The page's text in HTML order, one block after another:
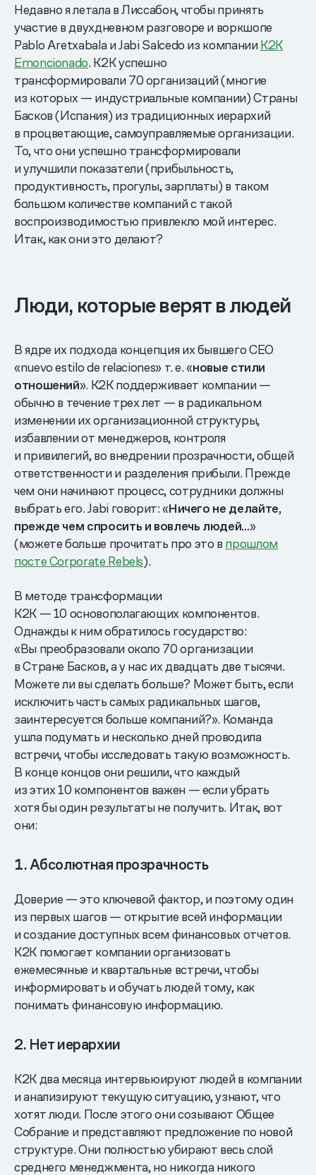
Недавно я летала в Лиссабон, чтобы принять
участие в двухдневном разговоре и воркшопе
Pablo Aretxabala и Jabi Salcedo из компанииK2K
Emoncionado. K2K успешно
трансформировали 70 организаций (многие
из которых — индустриальные компании) Страны
Басков (Испания) из традиционных иерархий
в процветающие, самоуправляемые организации.
То, что они успешно трансформировали
и улучшили показатели (прибыльность,
продуктивность, прогулы, зарплаты) в таком
большом количестве компаний с такой
воспроизводимостью привлекло мой интерес.
Итак, как они это делают?
Люди, которые верят в людей
В ядре их подхода концепция их бывшего CEO
«nuevo estilo de relaciones» т. е. «новые стили
отношений». K2K поддерживает компании —
обычно в течение трех лет — в радикальном
изменении их организационной структуры,
избавлении от менеджеров, контроля
и привилегий, во внедрении прозрачности, общей
ответственности и разделения прибыли. Прежде
чем они начинают процесс, сотрудники должны
выбрать его. Jabi говорит: «Ничего не делайте,
прежде чем спросить и вовлечь людей…»
(можете больше прочитать про это в прошлом
посте Corporate Rebels).
В методе трансформации
K2K — 10 основополагающих компонентов.
Однажды к ним обратилось государство:
«Вы преобразовали около 70 организации
в Стране Басков, а у нас их двадцать две тысячи.
Можете ли вы сделать больше? Может быть, если
исключить часть самых радикальных шагов,
заинтересуется больше компаний?». Команда
ушла подумать и несколько дней проводила
встречи, чтобы исследовать такую возможность.
В конце концов они решили, что каждый
из этих 10 компонентов важен — если убрать
хотя бы один результаты не получить. Итак, вот
они:
1. Абсолютная прозрачность
Доверие — это ключевой фактор, и поэтому один
из первых шагов — открытие всей информации
и создание доступных всем финансовых отчетов.
K2K помогает компании организовать
ежемесячные и квартальные встречи, чтобы
информировать и обучать людей тому, как
понимать финансовую информацию.
2. Нет иерархии
K2K два месяца интервьюируют людей в компании
и анализируют текущую ситуацию, узнают, что
хотят люди. После этого они созывают Общее
Собрание и представляют предложение по новой
структуре. Они полностью убирают весь слой
среднего менеджмента, но никогда никого